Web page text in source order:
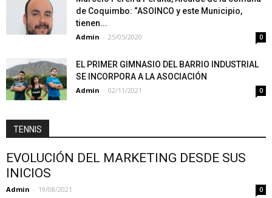
de Coquimbo: “ASOINCO y este Municipio,
tienen...
Admin - 25/05/2020 0
EL PRIMER GIMNASIO DEL BARRIO INDUSTRIAL
SE INCORPORA A LA ASOCIACIÓN
Admin - 02/11/2021 0
TENNIS
EVOLUCIÓN DEL MARKETING DESDE SUS
INICIOS
Admin - 19/08/2021 0